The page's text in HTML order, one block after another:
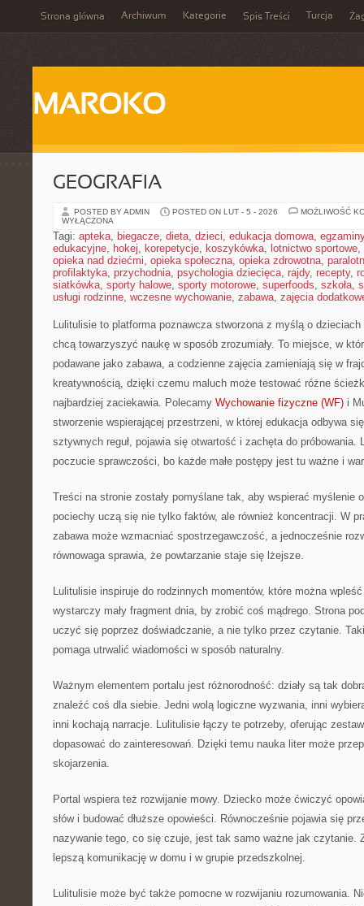
Strona główna Archiwum Kategorie Spis Treści Turcja
MAROKO
GEOGRAFIA
POSTED BY ADMIN POSTED ON LUT - 5 - 2026
MOŻLIWOŚĆ
WYŁĄCZONA
Tagi: apteka, biegacze, dieta, dzieci, edukacja domowa, egzaminy
edukacyjne, hokej, korepetycje, koszykówka, lotnictwo sportowe,
opieka nad dziećmi, opieka społeczna, opieka zdrowotna,
profilaktyka, przychodnia, psychologia dziecięca, rajdy, recepty,
siatkówka, sporty halowe, sporty motorowe, superfoods, szkoła,
usługi rodzinne, wczesne wychowanie, zabawa, zajęcia
Lulitulisie to platforma poznawcza stworzona z myślą o
chcą towarzyszyć naukę w sposób zrozumiały. To miejsce, w
podawane jako zabawa, a codzienne zajęcia zamieniają się w
kreatywnością, dzięki czemu maluch może testować różne
najbardziej zaciekawia. Polecamy Wychowanie fizyczne (WF) i
stworzenie wspierającej przestrzeni, w której edukacja odbywa
sztywnych reguł, pojawia się otwartość i zachęta do próbowania.
poczucie sprawczości, bo każde małe postępy jest tu ważne i
Treści na stronie zostały pomyślane tak, aby wspierać myślenie
pociechy uczą się nie tylko faktów, ale również koncentracji. W
zabawa może wzmacniać spostrzegawczość, a jednocześnie
równowaga sprawia, że powtarzanie staje się lżejsze.
Lulitulisie inspiruje do rodzinnych momentów, które można
wystarczy mały fragment dnia, by zrobić coś mądrego. Strona
uczyć się poprzez doświadczanie, a nie tylko przez czytanie.
pomaga utrwalić wiadomości w sposób naturalny.
Ważnym elementem portalu jest różnorodność: działy są tak
znaleźć coś dla siebie. Jedni wolą logiczne wyzwania, inni
inni kochają narracje. Lulitulisie łączy te potrzeby, oferując
dopasować do zainteresowań. Dzięki temu nauka liter może
skojarzenia.
Portal wspiera też rozwijanie mowy. Dziecko może ćwiczyć
słów i budować dłuższe opowieści. Równocześnie pojawia się
nazywanie tego, co się czuje, jest tak samo ważne jak czytanie.
lepszą komunikację w domu i w grupie przedszkolnej.
Lulitulisie może być także pomocne w rozwijaniu rozumowania.